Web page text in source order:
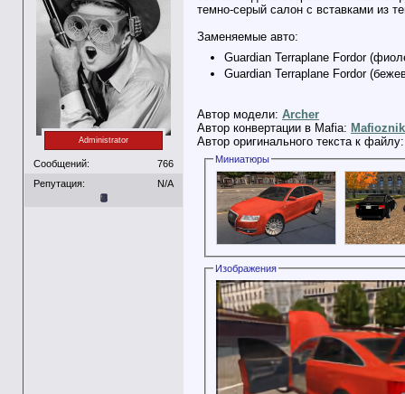
Administrator
Сообщений:
766
Репутация:
N/A
темно-серый салон с вставками из
Заменяемые авто:
Guardian Terraplane Fordor
Guardian Terraplane Fordor
Автор модели: Archer
Автор конвертации в Mafia: Mafioznik
Автор оригинального текста к
Миниатюры
Изображения